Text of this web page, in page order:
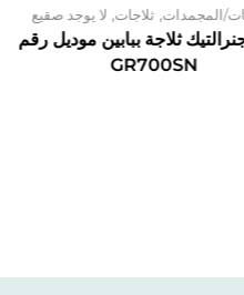
المجمدات,ثلاجات,لا يوجد صقيع
ثلاجة ببابين موديل رقم
GR700SN